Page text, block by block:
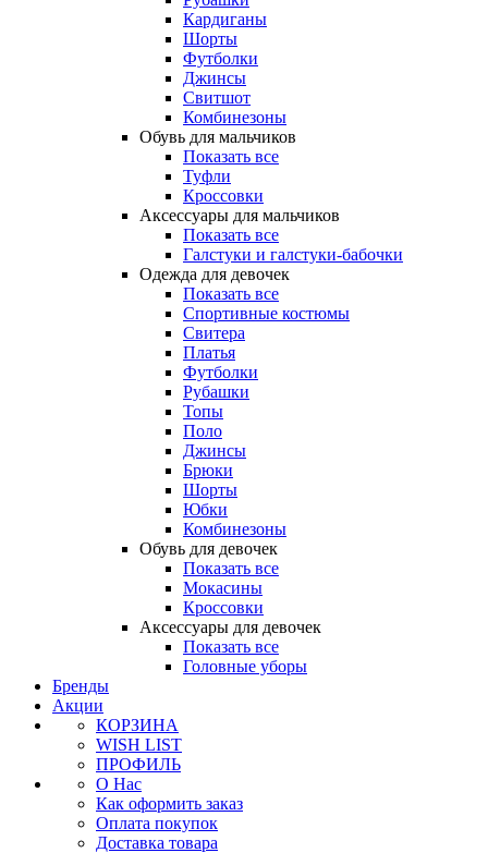
Кардиганы
Шорты
Футболки
Джинсы
Свитшот
Комбинезоны
Обувь для мальчиков
Показать все
Туфли
Кроссовки
Аксессуары для мальчиков
Показать все
Галстуки и галстуки-бабочки
Одежда для девочек
Показать все
Спортивные костюмы
Свитера
Платья
Футболки
Рубашки
Топы
Поло
Джинсы
Брюки
Шорты
Юбки
Комбинезоны
Обувь для девочек
Показать все
Мокасины
Кроссовки
Аксессуары для девочек
Показать все
Головные уборы
Бренды
Акции
КОРЗИНА
WISH LIST
ПРОФИЛЬ
О Нас
Как оформить заказ
Оплата покупок
Доставка товара